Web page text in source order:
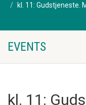
kl. 11: Gudstjeneste.
EVENTS
kl. 11: